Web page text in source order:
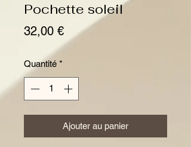
Pochette soleil
32,00 €Prix
Quantité *
Ajouter au panier